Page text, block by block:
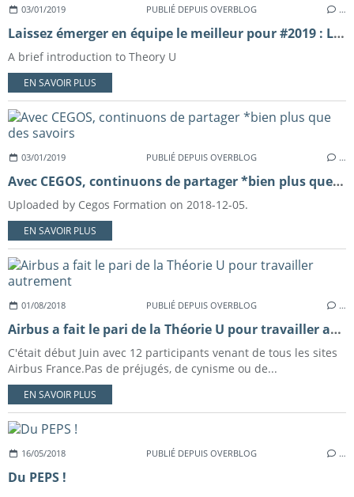
03/01/2019 PUBLIÉ DEPUIS OVERBLOG …
Laissez émerger en équipe le meilleur pour #2019 : Lab Théorie U #Ulab - Toulouse 6 et 7 février
A brief introduction to Theory U
EN SAVOIR PLUS
03/01/2019 PUBLIÉ DEPUIS OVERBLOG …
Avec CEGOS, continuons de partager *bien plus que des savoirs
Uploaded by Cegos Formation on 2018-12-05.
EN SAVOIR PLUS
01/08/2018 PUBLIÉ DEPUIS OVERBLOG …
Airbus a fait le pari de la Théorie U pour travailler autrement
C'était début Juin avec 12 participants venant de tous les sites
Airbus France.Pas de préjugés, de cynisme ou de...
EN SAVOIR PLUS
16/05/2018 PUBLIÉ DEPUIS OVERBLOG …
Du PEPS !